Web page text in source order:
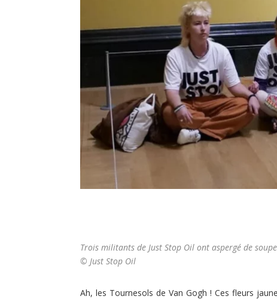
Trois militants de Just Stop Oil ont aspergé de
© Just Stop Oil
Ah, les Tournesols de Van Gogh ! Ces fleurs